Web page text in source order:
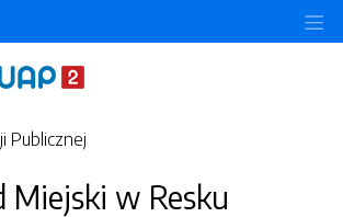
Publicznej
Miejski w Resku